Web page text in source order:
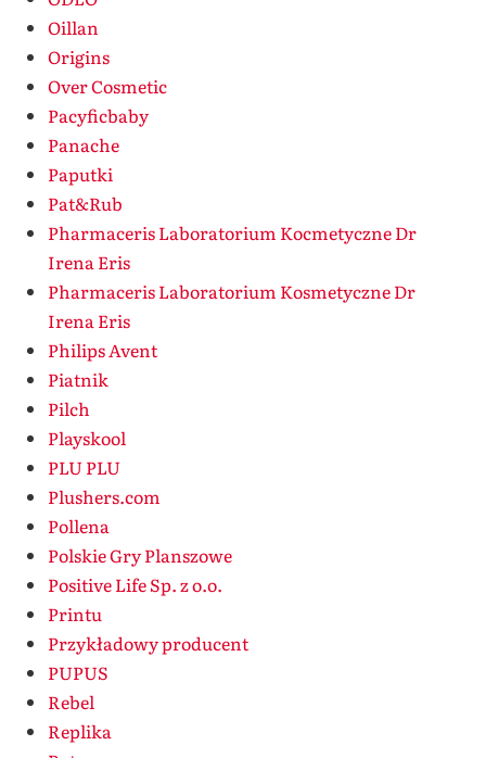
Oillan
Origins
Over Cosmetic
Pacyficbaby
Panache
Paputki
Pat&Rub
Pharmaceris Laboratorium Kocmetyczne Dr
Irena Eris
Pharmaceris Laboratorium Kosmetyczne Dr
Irena Eris
Philips Avent
Piatnik
Pilch
Playskool
PLU PLU
Plushers.com
Pollena
Polskie Gry Planszowe
Positive Life Sp. z o.o.
Printu
Przykładowy producent
PUPUS
Rebel
Replika